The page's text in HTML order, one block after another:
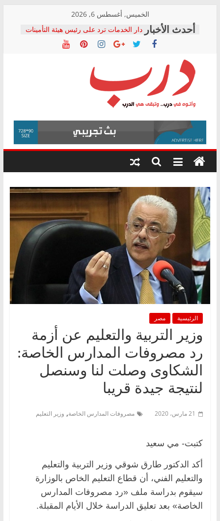
content
الخميس, أغسطس 6, 2026
دار الخدمات ترد على رئيس هيئة التأمينات
بعد مؤتمره الصحفي: إنكار الأزمة لا ينهي
معاناة أصحاب المعاشات.. ونطالب بكشف
فرحات سليمان يكتب: القطاع الصحي إلى
أين؟
حزب التحالف الشعبي يطلق لجنة “الحق
في الصحة” بالإسكندرية لرصد الانتهاكات
ودعم المرضى
الوزاري لمدينة الصحفيين.. وانتهاء أعمال
إنشاء المبنى الإداري
المجلس القومي لحقوق الإنسان يعلن
متابعة قضية الدكتور محمد زهران.. ويؤكد:
قرينة البراءة وضمانات المحاكمة العادلة
درب
وأتوه
درب..
وتبقى
هي
الرئيسية مصر
وزير التربية والتعليم عن أزمة
رد مصروفات المدارس الخاصة:
الشكاوى وصلت لنا وسنصل
لنتيجة جيدة قريبا
21 مارس، 2020 مصروفات المدارس الخاصة, وزير التعليم
كتبت- مي سعيد
أكد الدكتور طارق شوقي وزير التربية والتعليم
والتعليم الفني، أن قطاع التعليم الخاص بالوزارة
سيقوم بدراسة ملف «رد مصروفات المدارس
الخاصة» بعد تعليق الدراسة خلال الأيام المقبلة.